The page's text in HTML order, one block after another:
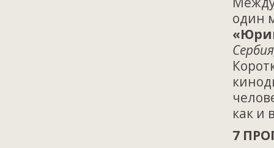
один
как и
7